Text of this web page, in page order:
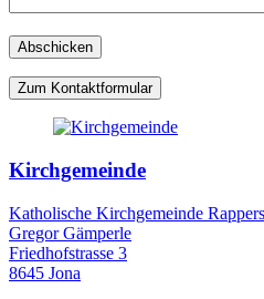
Zum Kontaktformular
Kirchgemeinde
Katholische Kirchgemeinde
Gregor Gämperle
Friedhofstrasse 3
8645 Jona